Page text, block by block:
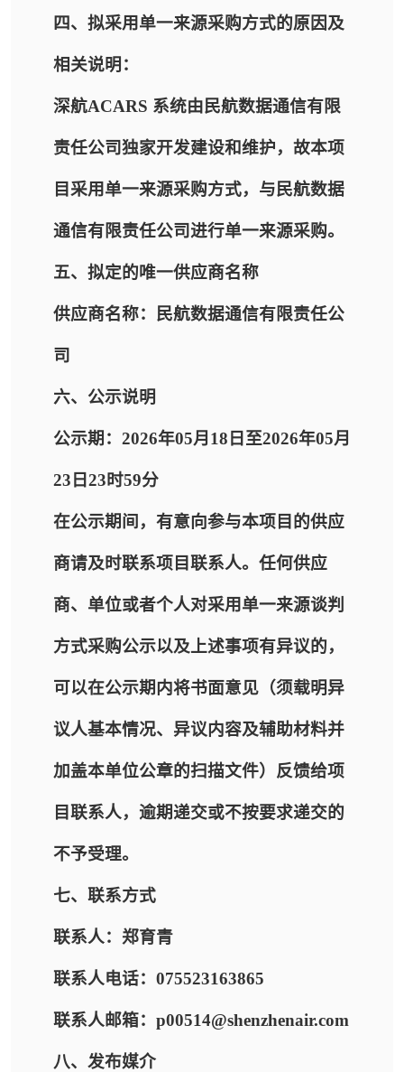
四、拟采用单一来源采购方式的原因及
相关说明：
深航ACARS 系统由民航数据通信有限
责任公司独家开发建设和维护，故本项
目采用单一来源采购方式，与民航数据
通信有限责任公司进行单一来源采购。
五、拟定的唯一供应商名称
供应商名称：民航数据通信有限责任公
司
六、公示说明
公示期：2026年05月18日至2026年05月
23日23时59分
在公示期间，有意向参与本项目的供应
商请及时联系项目联系人。任何供应
商、单位或者个人对采用单一来源谈判
方式采购公示以及上述事项有异议的，
可以在公示期内将书面意见（须载明异
议人基本情况、异议内容及辅助材料并
加盖本单位公章的扫描文件）反馈给项
目联系人，逾期递交或不按要求递交的
不予受理。
七、联系方式
联系人：郑育青
联系人电话：075523163865
联系人邮箱：p00514@shenzhenair.com
八、发布媒介